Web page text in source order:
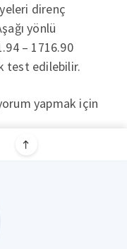
direnç
yönlü
– 1716.90
test edilebilir.
yapmak için